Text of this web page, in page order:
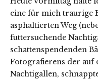
eine für mich traurige
asphaltierten Weg
futtersuchende
schattenspendenden
Fotografierens der auf
Nachtigallen,